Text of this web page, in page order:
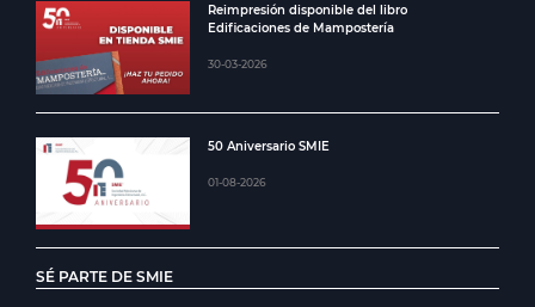
Reimpresión disponible del libro
Edificaciones de Mampostería
30-03-2026
50 Aniversario SMIE
01-08-2026
SÉ PARTE DE SMIE